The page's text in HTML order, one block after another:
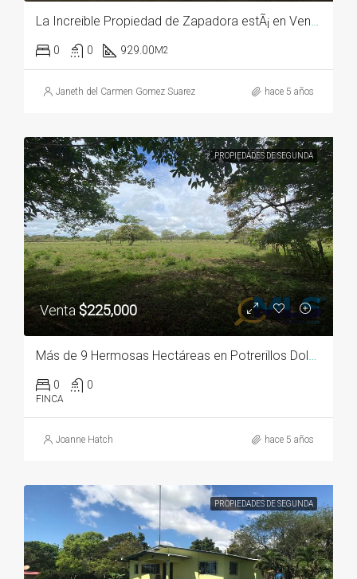
La Increible Propiedad de Zapadora estÃ¡ en Venta Cerca de Boquete
0 0 929.00M2
Janeth del Carmen Gomez Suarez hace 5 años
PROPIEDADES DE SEGUNDA
Venta $225,000
Más de 9 Hermosas Hectáreas en Potrerillos Dolega
0 0
FINCA
Joanne Hatch hace 5 años
PROPIEDADES DE SEGUNDA